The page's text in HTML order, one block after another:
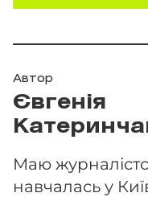
Автор
Євгенія
Маю
навчалась у